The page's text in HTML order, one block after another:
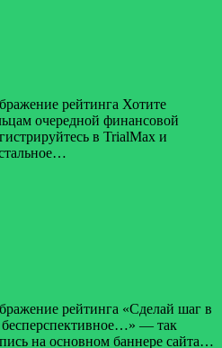
рейтинга Хотите
очередной финансовой
в TrialMax и
рейтинга «Сделай шаг в
бесперспективное…» — так
на основном баннере сайта…